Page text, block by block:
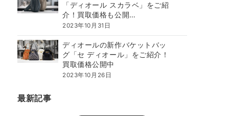
「ディオール スカラベ」をご紹
介！買取価格も公開…
2023年10月31日
ディオールの新作バケットバッ
グ「セ ディオール」をご紹介！
買取価格公開中
2023年10月26日
最新記事